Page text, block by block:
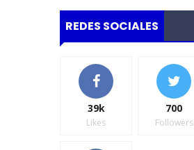
REDES SOCIALES
39k
Likes
700
Followers